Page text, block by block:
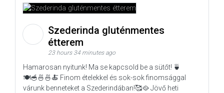
Szederinda gluténmentes
étterem
23 hours 34 minutes ago
Hamarosan nyitunk! Ma se kapcsold be a sütőt! 🍵
🍽️🥣🍜🍜🍝 Finom ételekkel és sok-sok finomsággal
várunk benneteket a Szederindában!🥰🥘 Jövő heti